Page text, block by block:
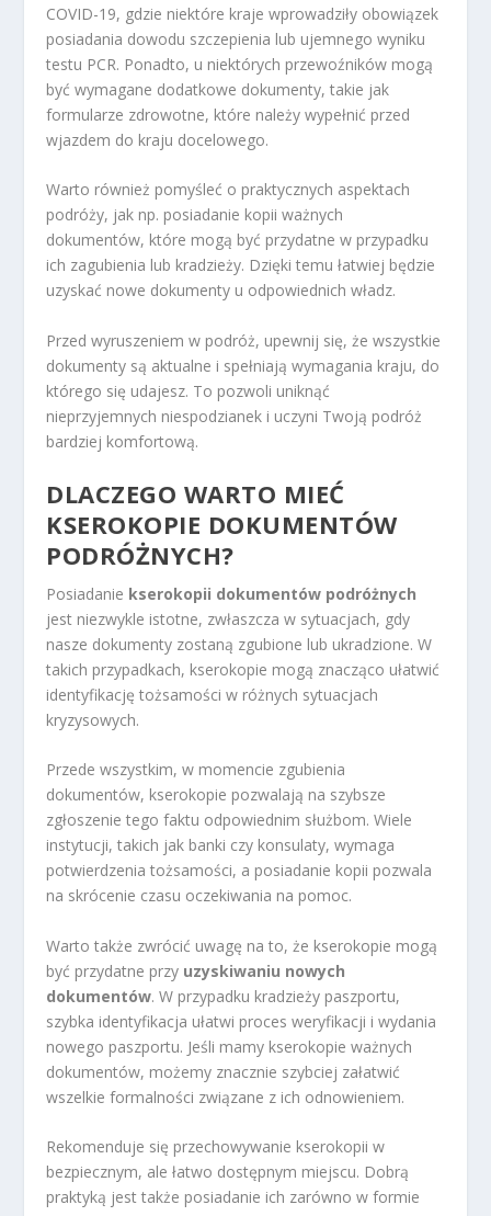
COVID-19, gdzie niektóre kraje wprowadziły obowiązek
posiadania dowodu szczepienia lub ujemnego wyniku
testu PCR. Ponadto, u niektórych przewoźników mogą
być wymagane dodatkowe dokumenty, takie jak
formularze zdrowotne, które należy wypełnić przed
wjazdem do kraju docelowego.
Warto również pomyśleć o praktycznych aspektach
podróży, jak np. posiadanie kopii ważnych
dokumentów, które mogą być przydatne w przypadku
ich zagubienia lub kradzieży. Dzięki temu łatwiej będzie
uzyskać nowe dokumenty u odpowiednich władz.
Przed wyruszeniem w podróż, upewnij się, że wszystkie
dokumenty są aktualne i spełniają wymagania kraju, do
którego się udajesz. To pozwoli uniknąć
nieprzyjemnych niespodzianek i uczyni Twoją podróż
bardziej komfortową.
DLACZEGO WARTO MIEĆ
KSEROKOPIE DOKUMENTÓW
PODRÓŻNYCH?
Posiadanie kserokopii dokumentów podróżnych
jest niezwykle istotne, zwłaszcza w sytuacjach, gdy
nasze dokumenty zostaną zgubione lub ukradzione. W
takich przypadkach, kserokopie mogą znacząco ułatwić
identyfikację tożsamości w różnych sytuacjach
kryzysowych.
Przede wszystkim, w momencie zgubienia
dokumentów, kserokopie pozwalają na szybsze
zgłoszenie tego faktu odpowiednim służbom. Wiele
instytucji, takich jak banki czy konsulaty, wymaga
potwierdzenia tożsamości, a posiadanie kopii pozwala
na skrócenie czasu oczekiwania na pomoc.
Warto także zwrócić uwagę na to, że kserokopie mogą
być przydatne przy uzyskiwaniu nowych
dokumentów. W przypadku kradzieży paszportu,
szybka identyfikacja ułatwi proces weryfikacji i wydania
nowego paszportu. Jeśli mamy kserokopie ważnych
dokumentów, możemy znacznie szybciej załatwić
wszelkie formalności związane z ich odnowieniem.
Rekomenduje się przechowywanie kserokopii w
bezpiecznym, ale łatwo dostępnym miejscu. Dobrą
praktyką jest także posiadanie ich zarówno w formie